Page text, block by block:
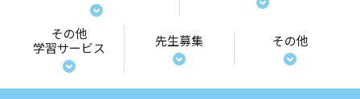
その他
学習サービス
先生募集 その他